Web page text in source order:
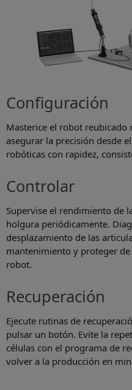
Configuración
Masterice el robot reubicado
asegurar la precisión desde
robóticas con rapidez,
Controlar
Supervise el rendimiento de
holgura periódicamente.
desplazamiento de las
mantenimiento y proteger
robot.
Recuperación
Ejecute rutinas de
pulsar un botón. Evite la
células con el programa de
volver a la producción en